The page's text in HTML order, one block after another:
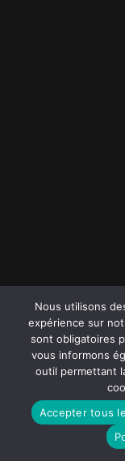
Copyright ©
Nous utilisons
expérience sur
sont obligatoires
vous informons
outil permettant
Accepter tous